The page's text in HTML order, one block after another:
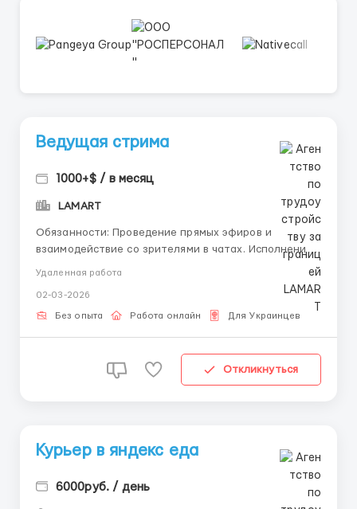
Ведущая стрима
1000+$ / в месяц
LAMART
Обязанности: Проведение прямых эфиров и
взаимодействие со зрителями в чатах. Исполнение
роли основной ведущей и амбассадора бренда во
атмосферы и оперативная обратная связь в эфире.
Работа на съемочной площадке и коллаборация с
Удаленная работа
02-03-2026
Без опыта Работа онлайн Для Украинцев
Откликнуться
Курьер в яндекс еда
6000руб. / день